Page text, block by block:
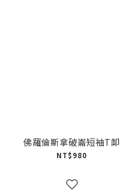
佛羅倫斯拿破崙短袖T卹
NT$980